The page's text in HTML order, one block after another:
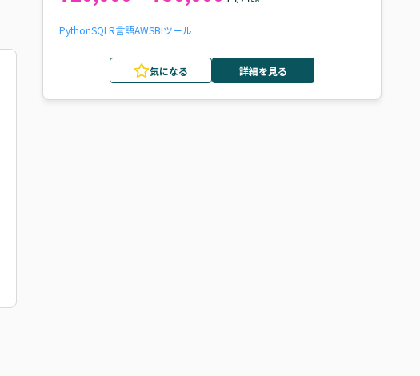
PythonSQL R言語AWSBIツール
気になる 詳細を見る